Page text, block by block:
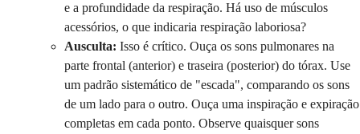
e a profundidade da respiração. Há uso de músculos
acessórios, o que indicaria respiração laboriosa?
Ausculta: Isso é crítico. Ouça os sons pulmonares na
parte frontal (anterior) e traseira (posterior) do tórax. Use
um padrão sistemático de "escada", comparando os sons
de um lado para o outro. Ouça uma inspiração e expiração
completas em cada ponto. Observe quaisquer sons